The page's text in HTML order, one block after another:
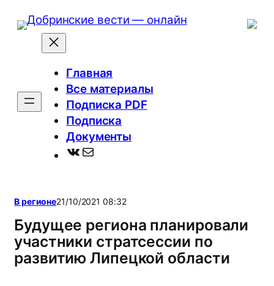
Перейти
содержимому
Главная
Все материалы
Подписка PDF
Подписка
Документы
ВКонтакте
Почта
В регионе21/10/2021 08:32
Будущее региона планировали
участники стратсессии по
развитию Липецкой области